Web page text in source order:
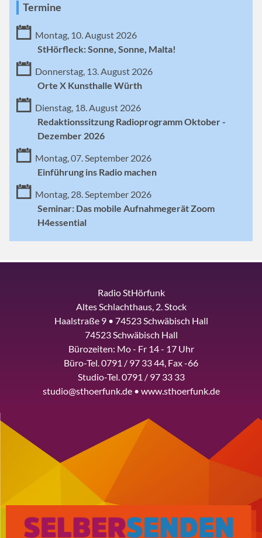
Termine
Montag, 10. August 2026
StHörfleck: Sonne, Sonne, Malta!
Donnerstag, 13. August 2026
Orte X Kunsthalle Würth
Dienstag, 18. August 2026
Redaktionssitzung Radioprogramm Oktober -
Dezember 2026
Montag, 07. September 2026
Einführung ins Radio machen
Montag, 28. September 2026
Seminar: Das mobile Aufnahmegerät Zoom
H4essential
Radio StHörfunk
Altes Schlachthaus, 2. Stock
Haalstraße 9 • 74523 Schwäbisch Hall
74523 Schwäbisch Hall
Bürozeiten: Mo - Fr 14 - 17 Uhr
Büro-Tel. 0791 / 97 33 44, Fax -66
Studio-Tel. 0791 / 97 33 33
studio@sthoerfunk.de • www.sthoerfunk.de